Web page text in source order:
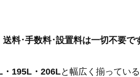
送料･手数料･設置料は一切不要で
・195L・206Lと幅広く揃ってい